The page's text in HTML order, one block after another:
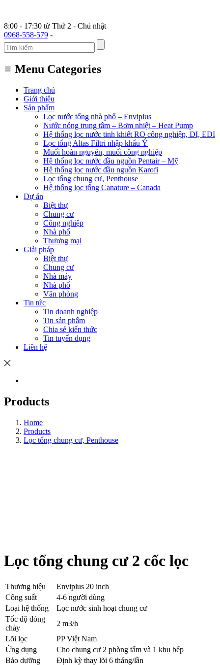
8:00 - 17:30 từ Thứ 2 - Chủ nhật
0968-558-579 -
Menu Categories
Trang chủ
Giới thiệu
Sản phẩm
Lọc nước tổng nhà phố – Enviplus
Nước nóng trung tâm – Bơm nhiệt – Heat Pump
Hệ thống lọc nước tinh khiết RO công nghiệp, DI, EDI
Lọc tổng Altas Filtri nhập khẩu Ý
Muối hoàn nguyên, muối công nghiệp
Hệ thống lọc nước đầu nguồn Pentair – Mỹ
Hệ thống lọc nước đầu nguồn Karofi
Lọc tổng chung cư, Penthouse
Hệ thống lọc tổng Canature – Canada
Dự án
Biệt thự
Chung cư
Công nghiệp
Nhà phố
Thương mại
Giải pháp
Biệt thự
Chung cư
Nhà máy
Nhà phố
Văn phòng
Tin tức
Tin doanh nghiệp
Tin sản phẩm
Chia sẻ kiến thức
Tin tuyển dụng
Liên hệ
Products
Home
Products
Lọc tổng chung cư, Penthouse
Lọc tổng chung cư 2 cốc lọc
Thương hiệu
Enviplus 20 inch
Công suất
4-6 người dùng
Loại hệ thống
Lọc nước sinh hoạt chung cư
Tốc độ dòng
chảy
2 m3/h
Lõi lọc
PP Việt Nam
Ứng dụng
Cho chung cư 2 phòng tấm và 1 khu bếp
Bảo dưỡng
Định kỳ thay lõi 6 tháng/lần